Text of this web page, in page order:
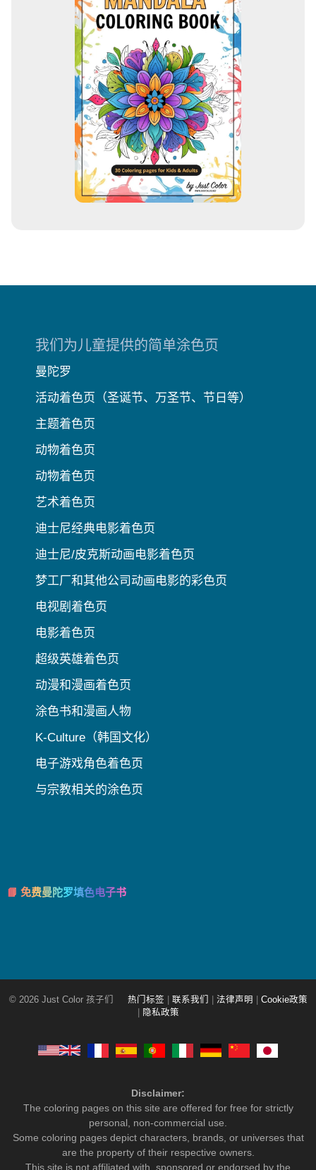
我们为儿童提供的简单涂色页
曼陀罗
活动着色页（圣诞节、万圣节、节日等）
主题着色页
动物着色页
动物着色页
艺术着色页
迪士尼经典电影着色页
迪士尼/皮克斯动画电影着色页
梦工厂和其他公司动画电影的彩色页
电视剧着色页
电影着色页
超级英雄着色页
动漫和漫画着色页
涂色书和漫画人物
K-Culture（韩国文化）
电子游戏角色着色页
与宗教相关的涂色页
📘 免费曼陀罗填色电子书
© 2026 Just Color 孩子们 热门标签 联系我们 法律声明
Cookie政策
隐私政策
Disclaimer:
The coloring pages on this site are offered for free for strictly
personal, non-commercial use.
Some coloring pages depict characters, brands, or universes that
are the property of their respective owners.
This site is not affiliated with, sponsored or endorsed by the